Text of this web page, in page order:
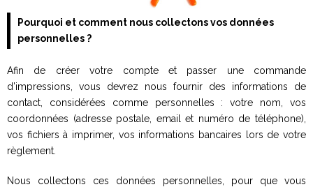
Pourquoi et comment nous collectons vos données
personnelles ?
Afin de créer votre compte et passer une commande
d’impressions, vous devrez nous fournir des informations de
contact, considérées comme personnelles : votre nom, vos
coordonnées (adresse postale, email et numéro de téléphone),
vos fichiers à imprimer, vos informations bancaires lors de votre
règlement.
Nous collectons ces données personnelles, pour que vous